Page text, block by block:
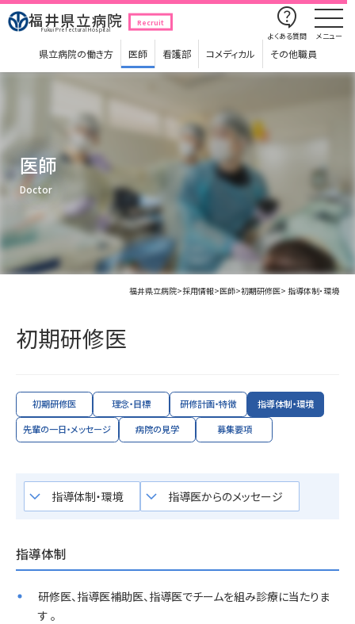
福井県立病院
Fukui Prefectural Hospital
Recruit
県立病院の働き方 医師 看護部 コメディカル その他職員
contact_support
よくある質問 メニュー
医師
Doctor
福井県立病院>採用情報>医師>初期研修医> 指導体制・環境
初期研修医
初期研修医 理念・目標 研修計画・特徴 指導体制・環境
先輩の一日・メッセージ 病院の見学 募集要項
keyboard_arrow_down 指導体制・環境 keyboard_arrow_down 指導医からのメッセージ
指導体制
研修医、指導医補助医、指導医でチームを組み診療に当たりま
す 。